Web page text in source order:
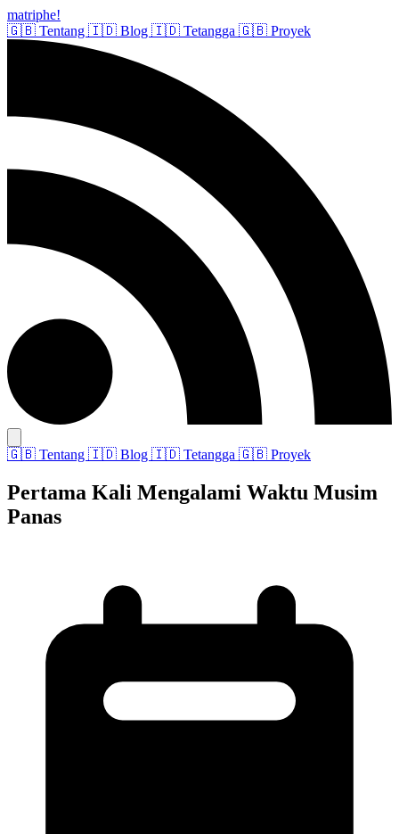
matriphe!
🇬🇧 Tentang 🇮🇩 Blog 🇮🇩 Tetangga 🇬🇧 Proyek
🇬🇧 Tentang 🇮🇩 Blog 🇮🇩 Tetangga 🇬🇧 Proyek
Pertama Kali Mengalami Waktu Musim
Panas